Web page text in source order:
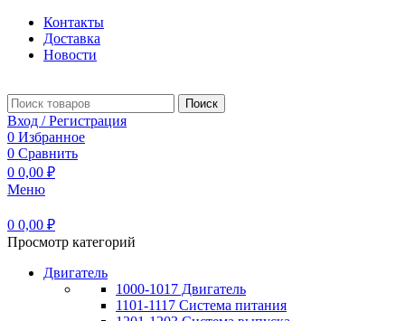
Контакты
Доставка
Новости
Поиск
Вход / Регистрация
0 Избранное
0 Сравнить
0 0,00 ₽
Меню
0 0,00 ₽
Просмотр категорий
Двигатель
1000-1017 Двигатель
1101-1117 Система питания